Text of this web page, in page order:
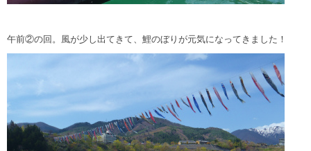
午前②の回。風が少し出てきて、鯉のぼりが元気になってきました！